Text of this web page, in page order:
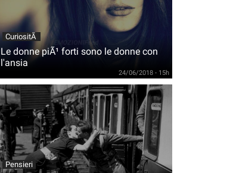
CuriositÃ
Le donne piÃ¹ forti sono le donne con
l'ansia
24/06/2018 - 15h
Pensieri